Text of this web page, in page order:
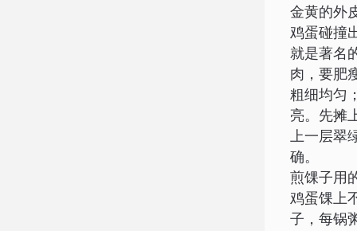
金黄的外
鸡蛋碰撞
就是著名
肉，要肥
粗细均匀
亮。先摊
上一层翠
确。
煎馃子用
鸡蛋馃上
子，每锅